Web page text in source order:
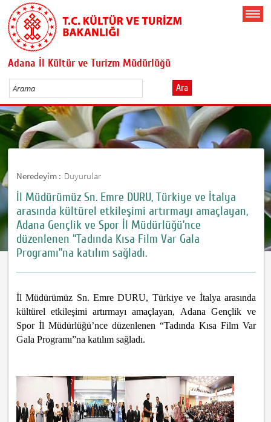
Adana İl Kültür ve Turizm Müdürlüğü
Ara
Neredeyim : Duyurular
İl Müdürümüz Sn. Emre DURU, Türkiye ve İtalya
arasında kültürel etkileşimi artırmayı amaçlayan,
Adana Gençlik ve Spor İl Müdürlüğü’nce
düzenlenen “Tadında Kısa Film Var Gala
Programı”na katılım sağladı.
İl Müdürümüz Sn. Emre DURU, Türkiye ve İtalya arasında
kültürel etkileşimi artırmayı amaçlayan, Adana Gençlik ve
Spor İl Müdürlüğü’nce düzenlenen “Tadında Kısa Film Var
Gala Programı”na katılım sağladı.